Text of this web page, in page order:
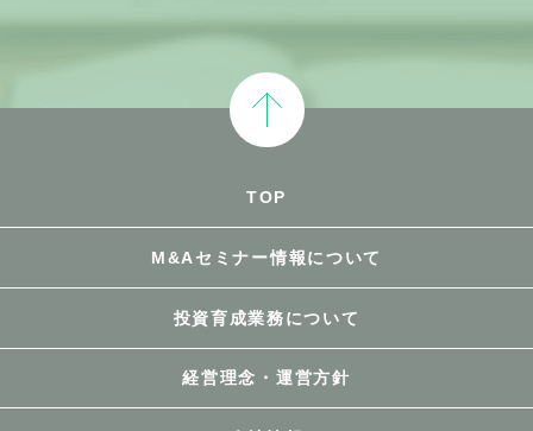
TOP
M&Aセミナー情報について
投資育成業務について
経営理念・運営方針